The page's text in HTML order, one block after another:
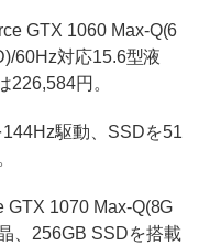
GTX 1060 Max-Q(6
60Hz対応15.6型液
円。
駆動、SSDを51
1070 Max-Q(8G
、256GB SSDを搭載